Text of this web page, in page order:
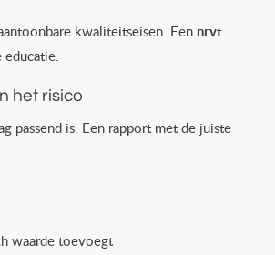
kwaliteitseisen. Een nrvt
educatie.
het risico
passend is. Een rapport met de juiste
waarde toevoegt